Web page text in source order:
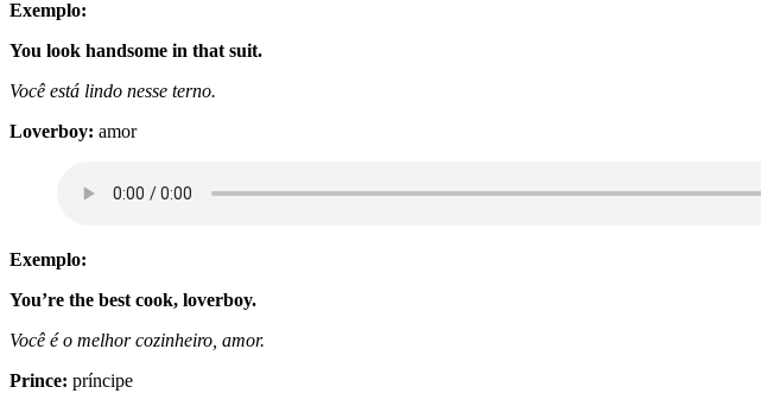
Exemplo:
You look handsome in that suit.
Você está lindo nesse terno.
Loverboy: amor
Exemplo:
You’re the best cook, loverboy.
Você é o melhor cozinheiro, amor.
Prince: príncipe